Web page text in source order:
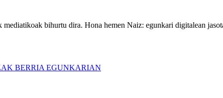
bihurtu dira. Hona hemen Naiz: egunkari digitalean
BERRIA EGUNKARIAN